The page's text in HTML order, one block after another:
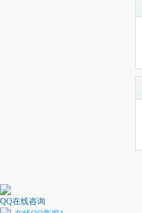
QQ在线咨询